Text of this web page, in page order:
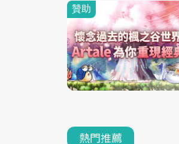
熱門推薦